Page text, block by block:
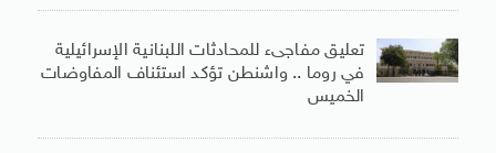
تعليق مفاجىء للمحادثات اللبنانية الإسرائيلية
في روما .. واشنطن تؤكد استئناف المفاوضات
الخميس